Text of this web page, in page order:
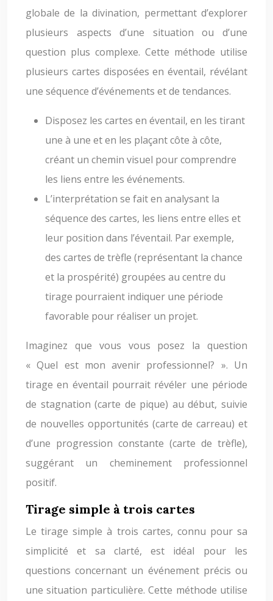
globale de la divination, permettant d’explorer
plusieurs aspects d’une situation ou d’une
question plus complexe. Cette méthode utilise
plusieurs cartes disposées en éventail, révélant
une séquence d’événements et de tendances.
Disposez les cartes en éventail, en les tirant
une à une et en les plaçant côte à côte,
créant un chemin visuel pour comprendre
les liens entre les événements.
L’interprétation se fait en analysant la
séquence des cartes, les liens entre elles et
leur position dans l’éventail. Par exemple,
des cartes de trèfle (représentant la chance
et la prospérité) groupées au centre du
tirage pourraient indiquer une période
favorable pour réaliser un projet.
Imaginez que vous vous posez la question
« Quel est mon avenir professionnel? ». Un
tirage en éventail pourrait révéler une période
de stagnation (carte de pique) au début, suivie
de nouvelles opportunités (carte de carreau) et
d’une progression constante (carte de trèfle),
suggérant un cheminement professionnel
positif.
Tirage simple à trois cartes
Le tirage simple à trois cartes, connu pour sa
simplicité et sa clarté, est idéal pour les
questions concernant un événement précis ou
une situation particulière. Cette méthode utilise